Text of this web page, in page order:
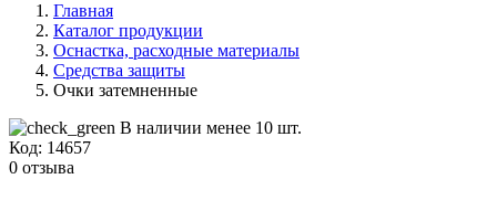
Главная
Каталог продукции
Оснастка, расходные материалы
Средства защиты
Очки затемненные
В наличии менее 10 шт.
Код: 14657
0 отзыва